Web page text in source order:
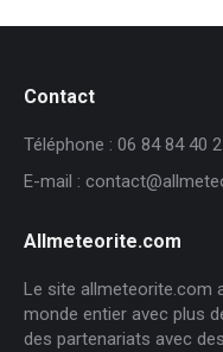
Contact
Téléphone : 06 84 84 40
E-mail :
Allmeteorite.com
Le site allmeteorite.com
monde entier avec plus
des partenariats avec